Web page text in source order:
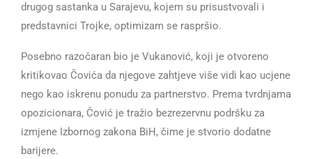
drugog sastanka u Sarajevu, kojem su prisustvovali i
predstavnici Trojke, optimizam se raspršio.
Posebno razočaran bio je Vukanović, koji je otvoreno
kritikovao Čovića da njegove zahtjeve više vidi kao ucjene
nego kao iskrenu ponudu za partnerstvo. Prema tvrdnjama
opozicionara, Čović je tražio bezrezervnu podršku za
izmjene Izbornog zakona BiH, čime je stvorio dodatne
barijere.